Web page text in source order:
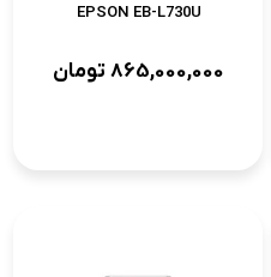
EPSON EB-L730U
865,000,000تومان